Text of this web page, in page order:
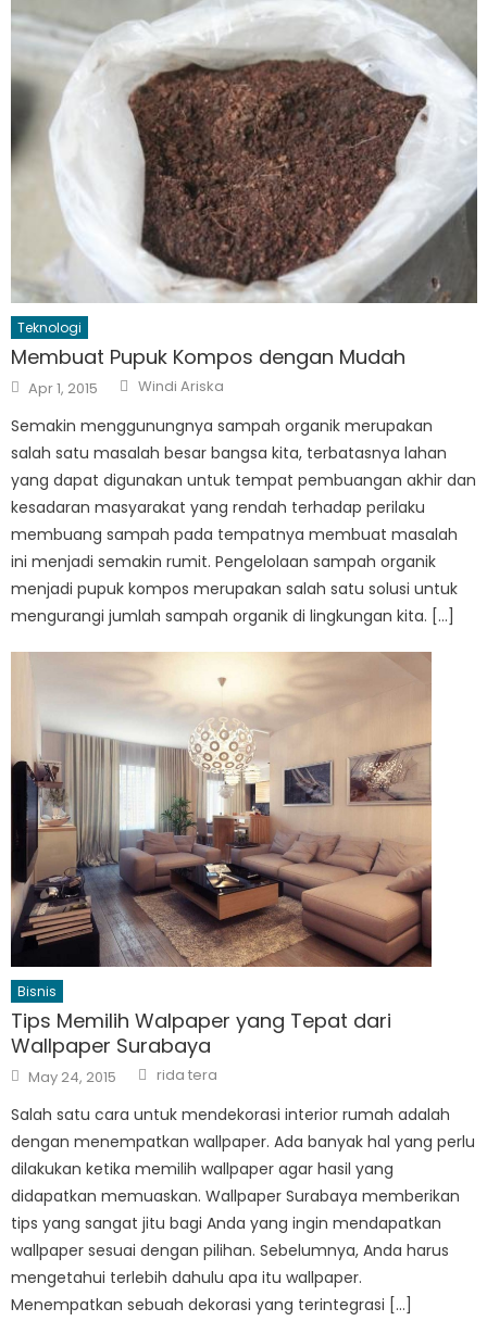
Teknologi
Membuat Pupuk Kompos dengan Mudah
Posted
on
Apr 1, 2015 Author
Windi Ariska
Semakin menggunungnya sampah organik merupakan
salah satu masalah besar bangsa kita, terbatasnya lahan
yang dapat digunakan untuk tempat pembuangan akhir dan
kesadaran masyarakat yang rendah terhadap perilaku
membuang sampah pada tempatnya membuat masalah
ini menjadi semakin rumit. Pengelolaan sampah organik
menjadi pupuk kompos merupakan salah satu solusi untuk
mengurangi jumlah sampah organik di lingkungan kita. […]
Bisnis
Tips Memilih Walpaper yang Tepat dari
Wallpaper Surabaya
Posted
on
May 24, 2015 Author
rida tera
Salah satu cara untuk mendekorasi interior rumah adalah
dengan menempatkan wallpaper. Ada banyak hal yang perlu
dilakukan ketika memilih wallpaper agar hasil yang
didapatkan memuaskan. Wallpaper Surabaya memberikan
tips yang sangat jitu bagi Anda yang ingin mendapatkan
wallpaper sesuai dengan pilihan. Sebelumnya, Anda harus
mengetahui terlebih dahulu apa itu wallpaper.
Menempatkan sebuah dekorasi yang terintegrasi […]